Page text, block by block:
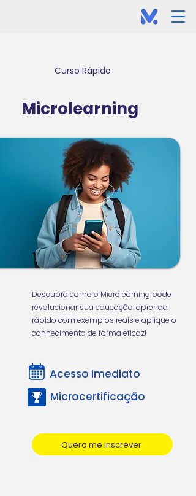
Curso Rápido
Microlearning
Descubra como o Microlearning pode
revolucionar sua educação: aprenda
rápido com exemplos reais e aplique o
conhecimento de forma eficaz!
Acesso imediato
Microcertificação
Quero me inscrever